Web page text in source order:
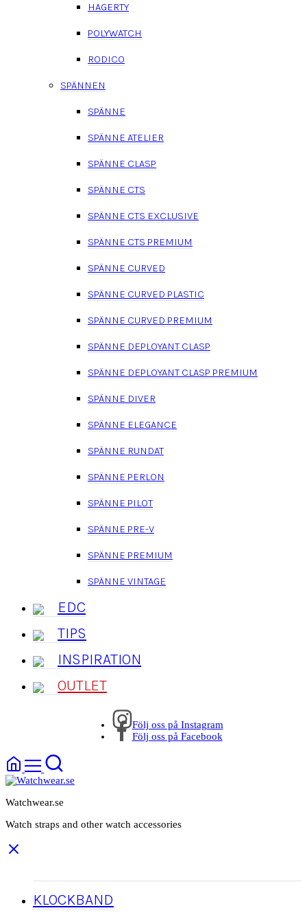
HAGERTY
POLYWATCH
RODICO
SPÄNNEN
SPÄNNE
SPÄNNE ATELIER
SPÄNNE CLASP
SPÄNNE CTS
SPÄNNE CTS EXCLUSIVE
SPÄNNE CTS PREMIUM
SPÄNNE CURVED
SPÄNNE CURVED PLASTIC
SPÄNNE CURVED PREMIUM
SPÄNNE DEPLOYANT CLASP
SPÄNNE DEPLOYANT CLASP PREMIUM
SPÄNNE DIVER
SPÄNNE ELEGANCE
SPÄNNE RUNDAT
SPÄNNE PERLON
SPÄNNE PILOT
SPÄNNE PRE-V
SPÄNNE PREMIUM
SPÄNNE VINTAGE
EDC
TIPS
INSPIRATION
OUTLET
Följ oss på Instagram
Följ oss på Facebook
Watchwear.se
Watch straps and other watch accessories
KLOCKBAND